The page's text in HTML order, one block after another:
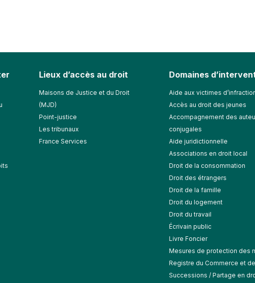
Lieux d’accès au droit
Maisons de Justice et du Droit
(MJD)
Point-justice
Les tribunaux
France Services
Domaines
Aide aux victimes
Accès au droit des jeunes
Accompagnement des
conjugales
Aide juridictionnelle
Associations en droit local
Droit de la consommation
Droit des étrangers
Droit de la famille
Droit du logement
Droit du travail
Écrivain public
Livre Foncier
Mesures de protection des
Registre du Commerce et
Successions / Partage en